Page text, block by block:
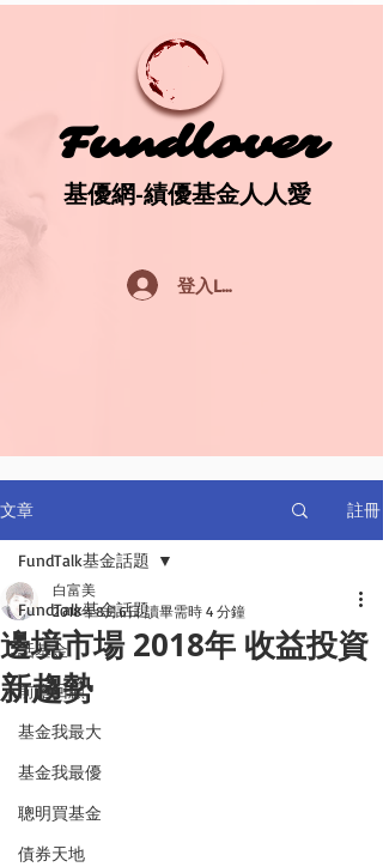
Fundlover
Fundlover
基優網-績優基金人人愛
基優網-績優基金人人愛
登入Log In
文章 註冊
FundTalk基金話題
話基金
前瞻回顧
基金我最大
基金我最優
聰明買基金
債券天地
FundTalk基金話題
邊境市場 2018年 收益投資
新趨勢
白富美
2018年8月6日 讀畢需時 4 分鐘